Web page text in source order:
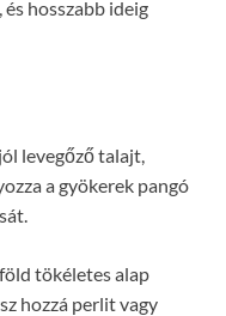
hosszabb ideig
levegőző talajt,
a gyökerek pangó
tökéletes alap
hozzá perlit vagy